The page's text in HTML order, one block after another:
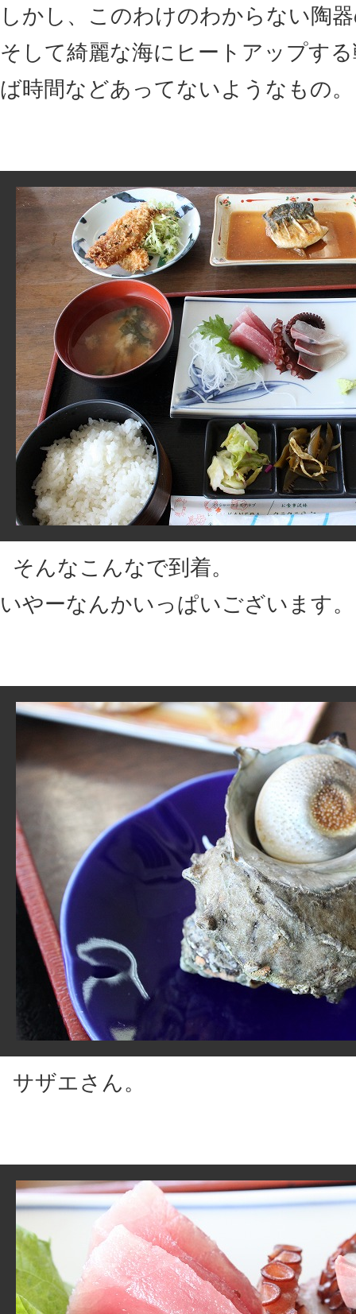
しかし、このわけのわからない陶
そして綺麗な海にヒートアップす
ば時間などあってないようなもの。
そんなこんなで到着。
いやーなんかいっぱいございます。
サザエさん。